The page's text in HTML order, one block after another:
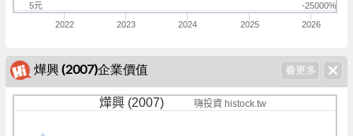
2022 2023 2024 2025 2026
-25000%
5元
燁興 (2007)企業價值
燁興 (2007) 嗨投資 histock.tw